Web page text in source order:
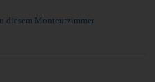
diesem Monteurzimmer